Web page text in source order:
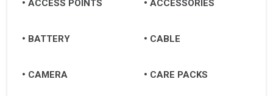
ACCESS POINTS ACCESSORIES
BATTERY CABLE
CAMERA CARE PACKS